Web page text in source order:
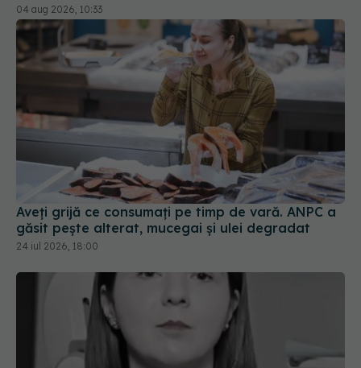
04 aug 2026, 10:33
Aveți grijă ce consumați pe timp de vară. ANPC a
găsit pește alterat, mucegai și ulei degradat
24 iul 2026, 18:00